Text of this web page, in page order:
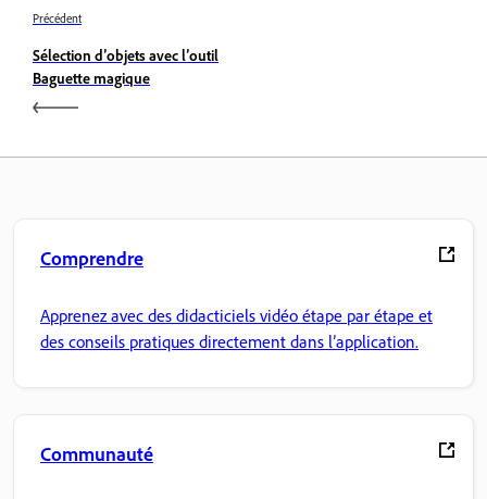
Précédent
Sélection d’objets avec l’outil
Baguette magique
Comprendre
Apprenez avec des didacticiels vidéo étape par étape et
des conseils pratiques directement dans l’application.
Communauté